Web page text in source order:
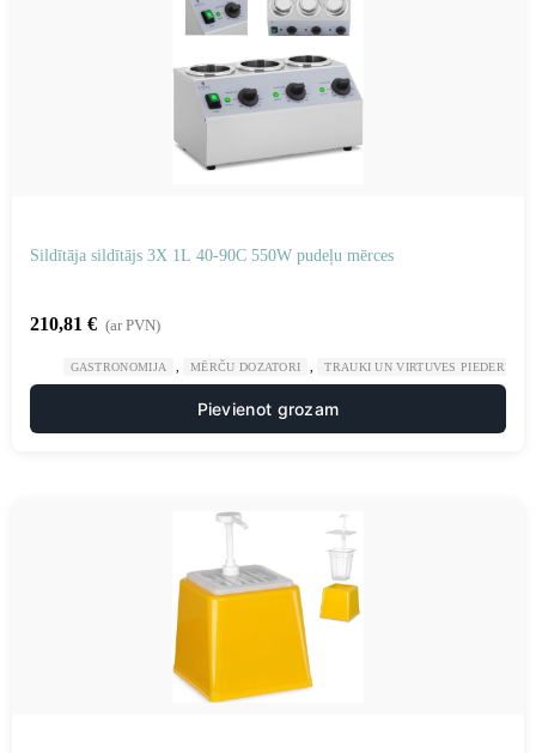
Sildītāja sildītājs 3X 1L 40-90C 550W pudeļu mērces
210,81 € (ar PVN)
GASTRONOMIJA MĒRČU DOZATORI TRAUKI UN VIRTUVES PIEDERUMI
Pievienot grozam